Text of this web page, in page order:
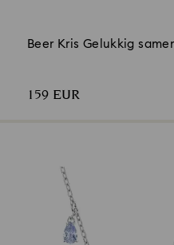
Beer Kris Gelukkig
159 EUR